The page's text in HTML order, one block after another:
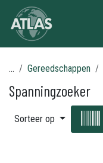
Overslaan naar inhoud
... Gereedschappen
Spanningzoeker
Sorteer op